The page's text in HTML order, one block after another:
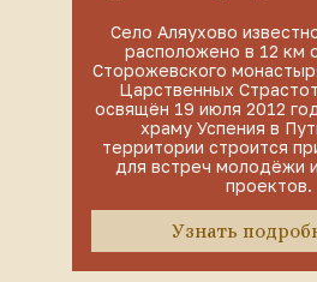
Село Аляухово
расположено в 12 км
Сторожевского
Царственных
освящён 19 июля 2012
храму Успения в
территории строится
для встреч молодёжи
проектов.
Узнать